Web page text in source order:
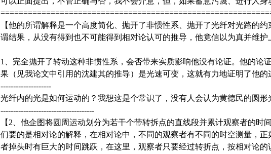
【他的所谓解释是一个高度简化、抛开了非惯性系、抛开了光纤对光路的
谓结果，从没有得到也不可能得到相对论认可的推导，他竟信以为真并维护
1、完全抛开了转动这种非惯性系，会否带来实质影响他没有论证。他的论
果（见我论文中引用的沈建其的推导）是光速可变，这就有力地证明了他的
--------------------
光纤内的光是如何运动的？我想这是个常识了，没有人会认为黄德民的圆形
-------------------------------------
【2、他企图将圆周运动划分为若干个带转拆点的直线段并累计观察者的时
们要的是相对论的解释，在相对论中，不同的观察者有不同的时空测量，
者掉头时有巨大的时间跳跃，在这里，观察者只要经过转折点，按相对论